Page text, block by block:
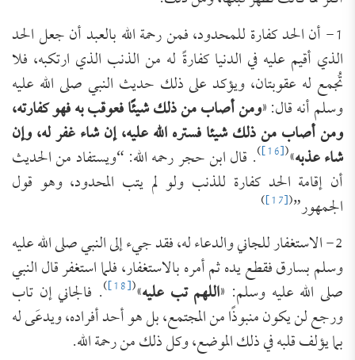
1- أن الحد كفارة للمحدود، فمن رحمة الله بالعبد أن جعل الحد
الذي أقيم عليه في الدنيا كفارةً له من الذنب الذي ارتكبه، فلا
تُجمع له عقوبتان، ويؤكد على ذلك حديث النبي صلى الله عليه
وسلم أنه قال: «ومن أصاب من ذلك شيئًا فعوقب به فهو كفارته،
ومن أصاب من ذلك شيئا فستره الله عليه، إن شاء غفر له، وإن
شاء عذبه»
(
[16]
). قال ابن حجر رحمه الله: “ويستفاد من الحديث
أن إقامة الحد كفارة للذنب ولو لم يتب المحدود، وهو قول
الجمهور”(
[17]
)
2- الاستغفار للجاني والدعاء له، فقد جيء إلى النبي صلى الله عليه
وسلم بسارق فقطع يده ثم أمره بالاستغفار، فلما استغفر قال النبي
صلى الله عليه وسلم: «اللهم تب عليه»
(
[18]
). فالجاني إن تاب
ورجع لن يكون منبوذًا من المجتمع، بل هو أحد أفراده، ويدعَى له
بما يؤلف قلبه في ذلك الموضع، وكل ذلك من رحمة الله.